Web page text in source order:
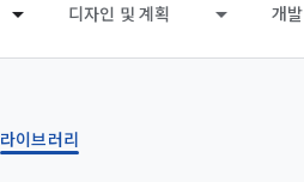
디자인 및 계획 개발
라이브러리